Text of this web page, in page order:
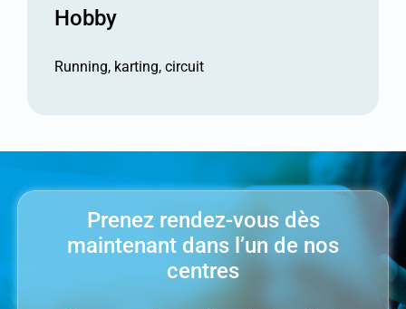
Hobby
Running, karting, circuit
Prenez rendez-vous dès
maintenant dans l’un de nos
centres